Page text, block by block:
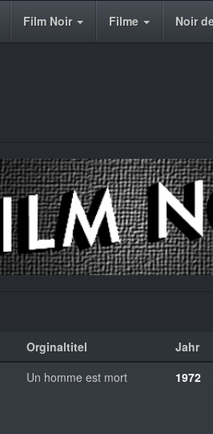
Film Noir Filme Noir
Orginaltitel Jahr
Un homme est mort 1972